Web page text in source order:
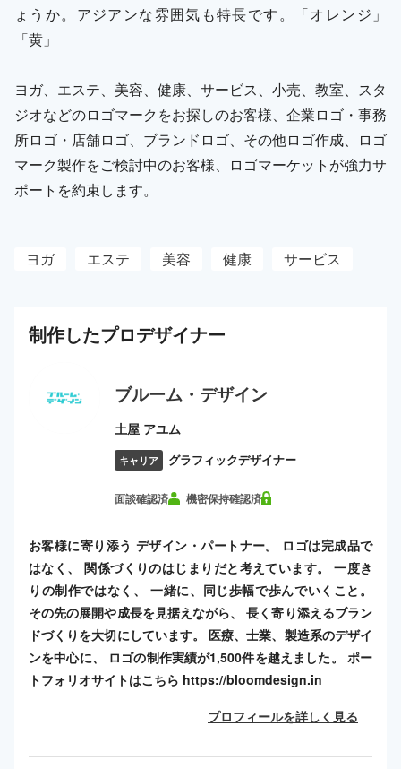
ょうか。アジアンな雰囲気も特長です。「オレンジ」
「黄」
ヨガ、エステ、美容、健康、サービス、小売、教室、スタ
ジオなどのロゴマークをお探しのお客様、企業ロゴ・事務
所ロゴ・店舗ロゴ、ブランドロゴ、その他ロゴ作成、ロゴ
マーク製作をご検討中のお客様、ロゴマーケットが強力サ
ポートを約束します。
ヨガ エステ 美容 健康 サービス
制作したプロデザイナー
ブルーム・デザイン
土屋 アユム
キャリア グラフィックデザイナー
面談確認済 機密保持確認済
お客様に寄り添う デザイン・パートナー。 ロゴは完成品で
はなく、 関係づくりのはじまりだと考えています。 一度き
りの制作ではなく、 一緒に、同じ歩幅で歩んでいくこと。
その先の展開や成長を見据えながら、 長く寄り添えるブラン
ドづくりを大切にしています。 医療、士業、製造系のデザイ
ンを中心に、 ロゴの制作実績が1,500件を越えました。 ポー
トフォリオサイトはこちら https://bloomdesign.in
プロフィールを詳しく見る